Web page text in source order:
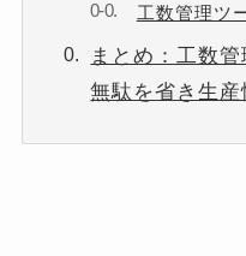
工数管理ツ
まとめ：工数
無駄を省き生